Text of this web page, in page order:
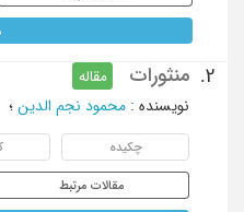
2. منثورات
مقاله
نویسنده : محمود نجم الدین ؛
چکیده
مقالات مرتبط